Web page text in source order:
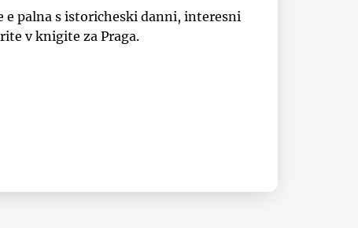
e palna s istoricheski danni, interesni
v knigite za Praga.